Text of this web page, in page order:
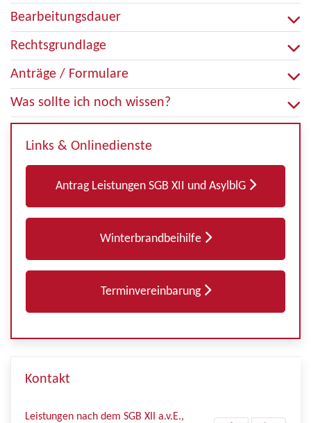
Bearbeitungsdauer
Rechtsgrundlage
Anträge / Formulare
Was sollte ich noch wissen?
Links & Onlinedienste
Antrag Leistungen SGB XII und AsylblG
Winterbrandbeihilfe
Terminvereinbarung
Kontakt
Leistungen nach dem SGB XII a.v.E.,